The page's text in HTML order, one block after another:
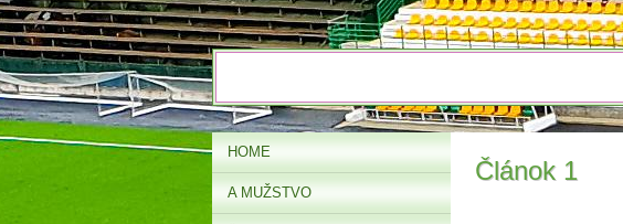
Článok 1
HOME
A MUŽSTVO